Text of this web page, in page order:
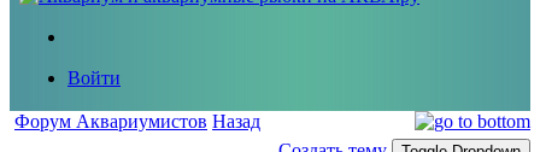
Войти
Форум Аквариумистов Назад